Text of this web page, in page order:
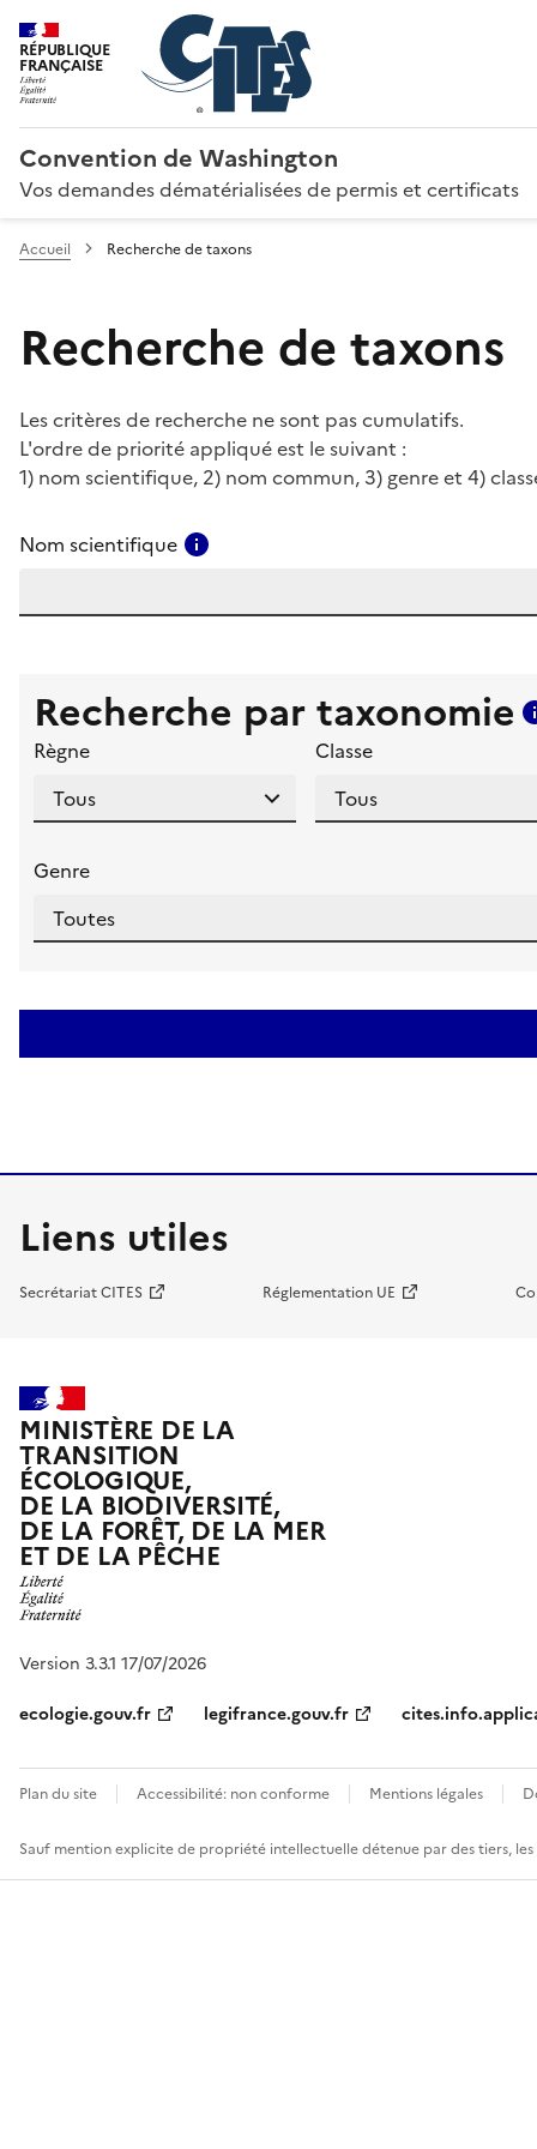
RÉPUBLIQUE
FRANÇAISE
Convention de Washington
Vos demandes dématérialisées de permis et certificats
Accueil Recherche de taxons
Recherche de taxons
Les critères de recherche ne sont pas cumulatifs.
L'ordre de priorité appliqué est le suivant :
1) nom scientifique, 2) nom commun, 3) genre et 4)
Nom scientifique
Recherche par taxonomie
Règne Classe
Genre
Liens utiles
Secrétariat CITES Réglementation UE
MINISTÈRE DE LA
TRANSITION
ÉCOLOGIQUE,
DE LA BIODIVERSITÉ,
DE LA FORÊT, DE LA MER
ET DE LA PÊCHE
Version 3.3.1 17/07/2026
ecologie.gouv.fr
legifrance.gouv.fr
Plan du site Accessibilité: non conforme Mentions légales
Sauf mention explicite de propriété intellectuelle détenue par des tiers,